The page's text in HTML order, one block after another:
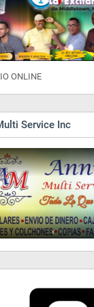
ONLINE
Service Inc